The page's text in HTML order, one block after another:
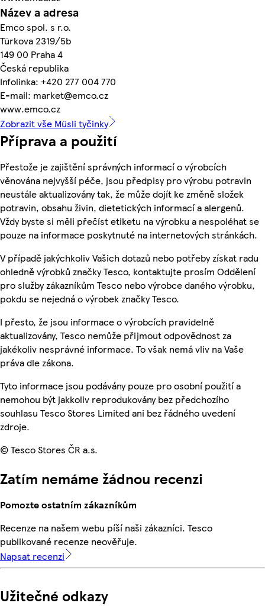
Název a adresa
Emco spol. s r.o.
Türkova 2319/5b
149 00 Praha 4
Česká republika
Infolinka: +420 277 004 770
E-mail: market@emco.cz
www.emco.cz
Zobrazit vše Müsli tyčinky
Příprava a použití
Přestože je zajištění správných informací o výrobcích
věnována nejvyšší péče, jsou předpisy pro výrobu potravin
neustále aktualizovány tak, že může dojít ke změně složek
potravin, obsahu živin, dietetických informací a alergenů.
Vždy byste si měli přečíst etiketu na výrobku a nespoléhat se
pouze na informace poskytnuté na internetových stránkách.
V případě jakýchkoliv Vašich dotazů nebo potřeby získat radu
ohledně výrobků značky Tesco, kontaktujte prosím Oddělení
pro služby zákazníkům Tesco nebo výrobce daného výrobku,
pokdu se nejedná o výrobek značky Tesco.
I přesto, že jsou informace o výrobcích pravidelně
aktualizovány, Tesco nemůže přijmout odpovědnost za
jakékoliv nesprávné informace. To však nemá vliv na Vaše
práva dle zákona.
Tyto informace jsou podávány pouze pro osobní použití a
nemohou být jakkoliv reprodukovány bez předchozího
souhlasu Tesco Stores Limited ani bez řádného uvedení
zdroje.
© Tesco Stores ČR a.s.
Zatím nemáme žádnou recenzi
Pomozte ostatním zákazníkům
Recenze na našem webu píší naši zákazníci. Tesco
publikované recenze neověřuje.
Napsat recenzi
Užitečné odkazy